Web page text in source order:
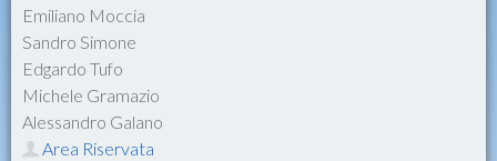
Emiliano Moccia
Sandro Simone
Edgardo Tufo
Michele Gramazio
Alessandro Galano
Area Riservata